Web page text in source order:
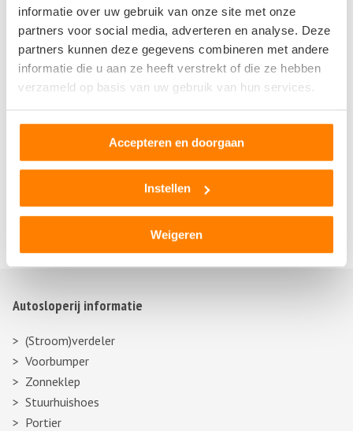
informatie over uw gebruik van onze site met onze
partners voor social media, adverteren en analyse. Deze
partners kunnen deze gegevens combineren met andere
informatie die u aan ze heeft verstrekt of die ze hebben
verzameld op basis van uw gebruik van hun services.
Accepteren en doorgaan
Instellen
Weigeren
Raerd
Sneek
Surhuisterveen
Twijzel
Wijckel
Zandhuizen
Autosloperij informatie
(Stroom)verdeler
Voorbumper
Zonneklep
Stuurhuishoes
Portier